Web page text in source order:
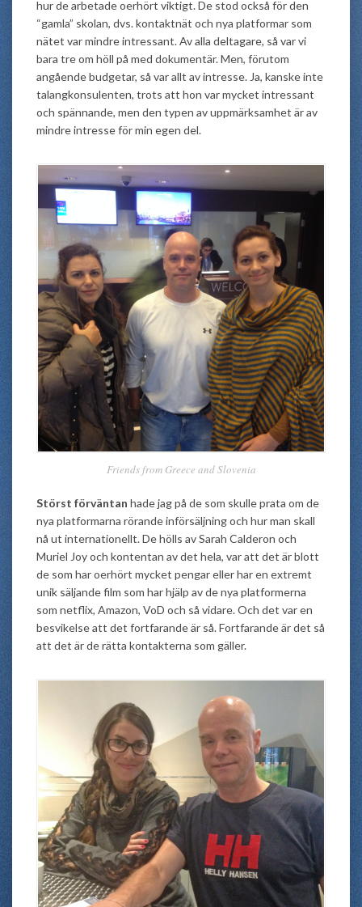
hur de arbetade oerhört viktigt. De stod också för den
“gamla” skolan, dvs. kontaktnät och nya platformar som
nätet var mindre intressant. Av alla deltagare, så var vi
bara tre om höll på med dokumentär. Men, förutom
angående budgetar, så var allt av intresse. Ja, kanske inte
talangkonsulenten, trots att hon var mycket intressant
och spännande, men den typen av uppmärksamhet är av
mindre intresse för min egen del.
Friends from Greece and Slovenia
Störst förväntan hade jag på de som skulle prata om de
nya platformarna rörande införsäljning och hur man skall
nå ut internationellt. De hölls av Sarah Calderon och
Muriel Joy och kontentan av det hela, var att det är blott
de som har oerhört mycket pengar eller har en extremt
unik säljande film som har hjälp av de nya platformerna
som netflix, Amazon, VoD och så vidare. Och det var en
besvikelse att det fortfarande är så. Fortfarande är det så
att det är de rätta kontakterna som gäller.